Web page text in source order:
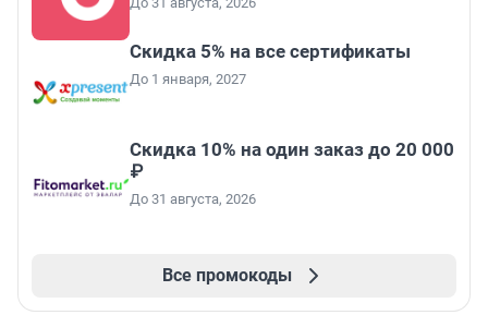
Скидка 5% на все сертификаты
До 1 января, 2027
Скидка 10% на один заказ до 20 000
₽
До 31 августа, 2026
Все промокоды